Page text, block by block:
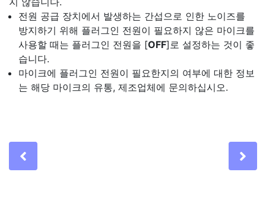
전원 공급 장치에서 발생하는 간섭으로 인한 노이즈를
방지하기 위해 플러그인 전원이 필요하지 않은 마이크를
사용할 때는 플러그인 전원을 [OFF]로 설정하는 것이 좋
습니다.
마이크에 플러그인 전원이 필요한지의 여부에 대한 정보
는 해당 마이크의 유통, 제조업체에 문의하십시오.